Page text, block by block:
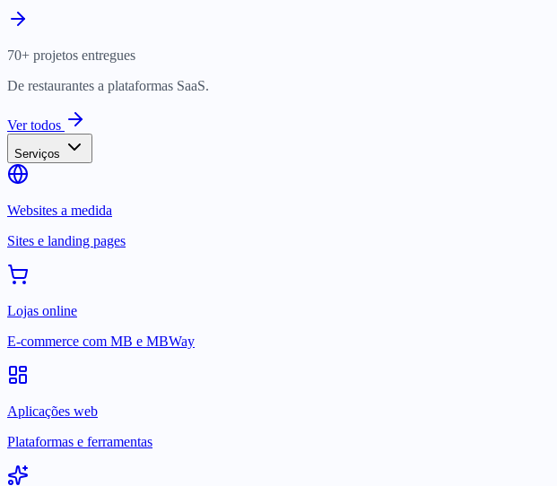
70+ projetos entregues
De restaurantes a plataformas SaaS.
Ver todos
Serviços
Websites a medida
Sites e landing pages
Lojas online
E-commerce com MB e MBWay
Aplicações web
Plataformas e ferramentas